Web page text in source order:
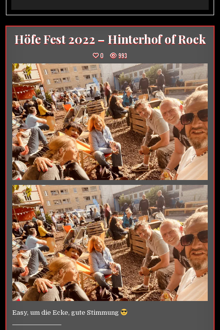
Höfe Fest 2022 – Hinterhof of Rock
0 993
Easy, um die Ecke, gute Stimmung